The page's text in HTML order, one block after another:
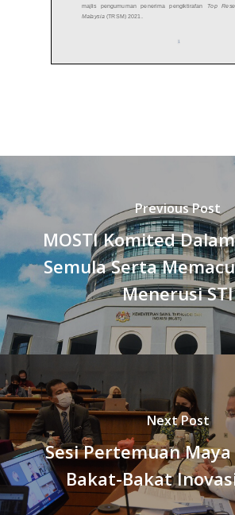
Previous Post
MOSTI Komited
Semula Serta
Menerusi STI
Next Post
Sesi Pertemuan
Bakat-Bakat